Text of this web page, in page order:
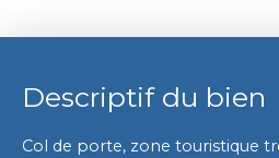
Descriptif du bien
Col de porte, zone touristique